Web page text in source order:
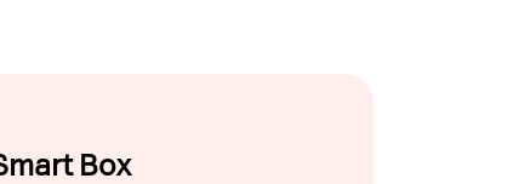
Box